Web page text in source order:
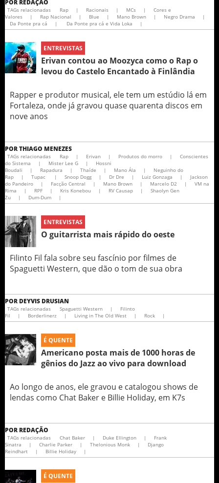
POR REDAÇÃO
TAGs relacionadas Rap | Racionais | MCs |
Cores e
Valores
| Rap Nacional | Blue | Mano Brown | Negro Drama
|
Da Ponte pra cá
| Da Ponte pra cá e Vida Loka |
ENTREVISTAS
Erivan contou ao Moozyca como o Rap o
levou do Castelo Encantado à Finlândia
Rapper e produtor musical, ele tem um estúdio lá em
Fortaleza, onde já gravou quase quarenta discos em
nove anos
PORTHIAGO MENEZES
TAGs relacionadas Rap | Erivan | Produtos do morro |
Conscientes
do Sistema
| Mister Lee G |
Hossni
Boudali
| Rapadura | Thaíde | Mano Ála |
Neguinho do
Rap
| Tupac | Snoop Dogg | Dr Dre | Luiz Gonzaga |
Jackson
do Pandeiro
| Facção Central | Mano Brown | Marcelo D2 |
VM na
Rima
| RPF | Kris Konebou | RV Causap |
Shaolyn Gen
Zu
| Dum-Dum |
ENTREVISTAS
O guitarrista mais rápido do oeste
Filinto Fil fala sobre seu fascínio por filmes de
Spaguetti Western, que dão o tom de sua obra
POR DEYVIS DRUSIAN
TAGs relacionadas Spaguetti Western |
Filinto
Fil
| Borderlinerz | Living in The Old West | Rock |
É QUENTE
Americano posta mais de 1000 horas de
gênios do Jazz ao vivo para download
Ao longo de anos, ele gravou e catalogou shows de
lendas como Chat Baker e Billie Holiday, em K7s
POR REDAÇÃO
TAGs relacionadas Chat Baker | Duke Ellington |
Frank
Sinatra
| Charlie Parker | Thelonious Monk |
Django
Reindhart
| Billie Holiday |
É QUENTE